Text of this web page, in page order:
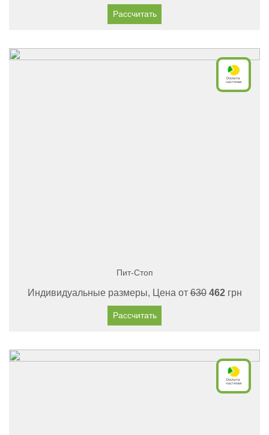
Рассчитать
Пит-Стоп
Индивидуальные размеры, Цена от630 462грн
Рассчитать